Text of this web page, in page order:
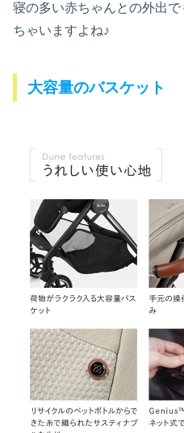
寝の多い赤ちゃんとの外出
ちゃいますよね♪
大容量のバスケット